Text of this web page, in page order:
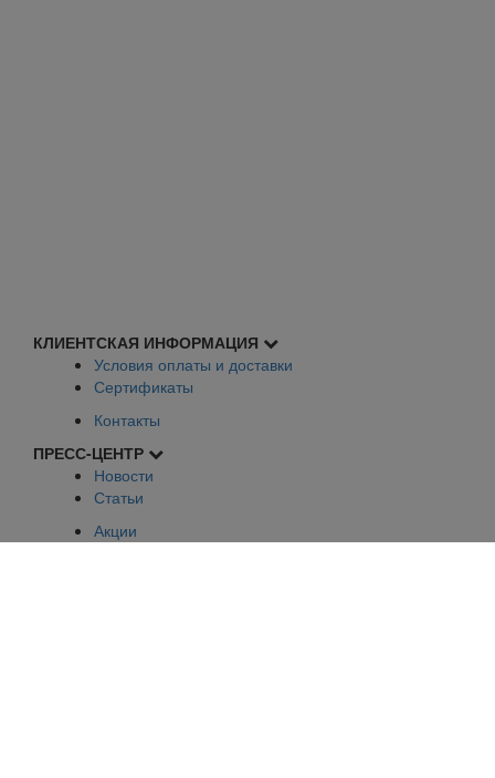
КЛИЕНТСКАЯ ИНФОРМАЦИЯ
Условия оплаты и доставки
Сертификаты
Контакты
ПРЕСС-ЦЕНТР
Новости
Статьи
Акции